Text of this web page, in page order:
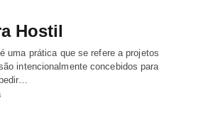
Hostil
uma prática que se refere a projetos
intencionalmente concebidos para